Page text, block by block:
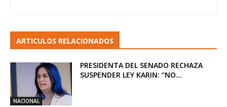
ARTICULOS RELACIONADOS
NACIONAL
PRESIDENTA DEL SENADO RECHAZA
SUSPENDER LEY KARIN: “NO...